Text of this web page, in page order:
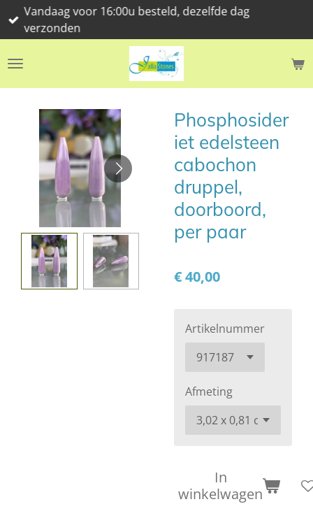
Ga
direct
de
Vandaag voor 16:00u besteld, dezelfde dag
verzonden
Phosphosider
iet edelsteen
cabochon
druppel,
doorboord,
per paar
€ 40,00
Artikelnummer
Afmeting
In
winkelwagen